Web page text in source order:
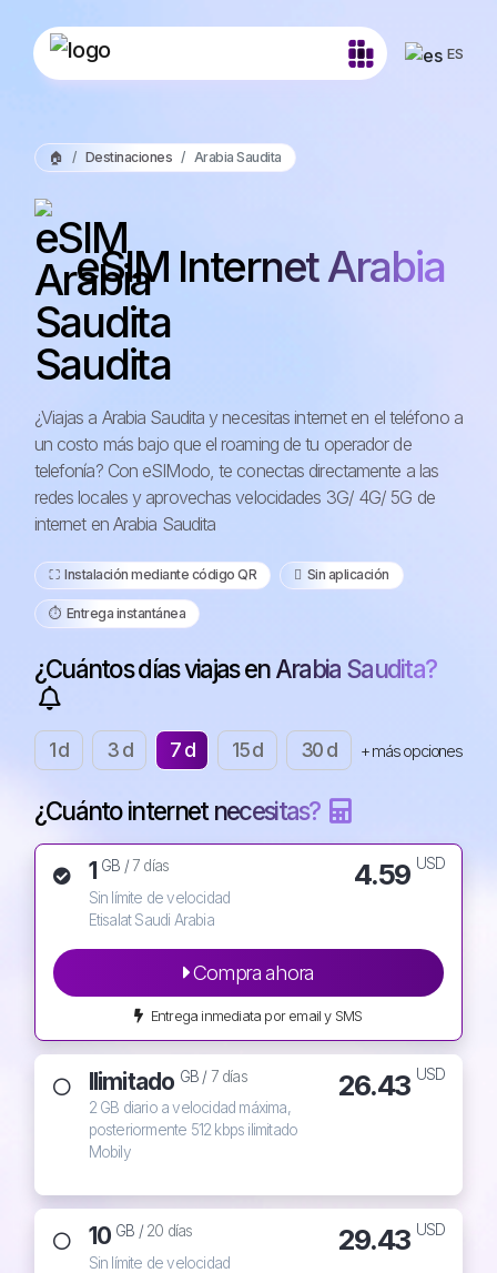
ES
🏠 Destinaciones Arabia Saudita
eSIM Internet Arabia
Saudita
¿Viajas a Arabia Saudita y necesitas internet en el teléfono a
un costo más bajo que el roaming de tu operador de
telefonía? Con eSIModo, te conectas directamente a las
redes locales y aprovechas velocidades 3G/ 4G/ 5G de
internet en Arabia Saudita
⛶️️ Instalación mediante código QR ️ Sin aplicación
⏱️️ Entrega instantánea
¿Cuántos días viajas en Arabia Saudita?
1 d 3 d 7 d 15 d 30 d + más opciones
¿Cuánto internet necesitas?
1 GB /7 días
Sin límite de velocidad
Etisalat Saudi Arabia
4.59 USD
Compra ahora
Entrega inmediata por email y SMS
Ilimitado GB / 7 días
2 GB diario a velocidad máxima,
posteriormente 512 kbps ilimitado
Mobily
26.43 USD
10 GB /20 días
Sin límite de velocidad
29.43 USD